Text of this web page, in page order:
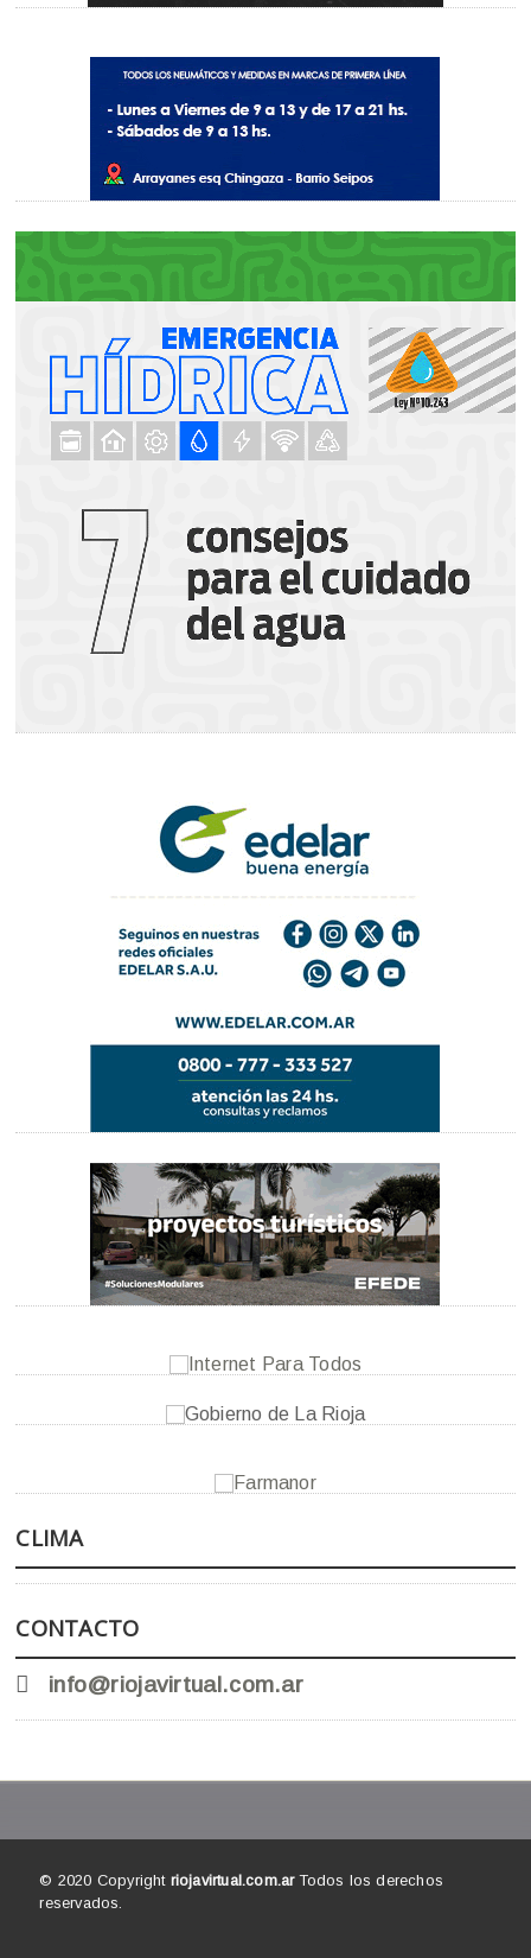
CLIMA
CONTACTO
info@riojavirtual.com.ar
© 2020 Copyright riojavirtual.com.arTodos los derechos
reservados.